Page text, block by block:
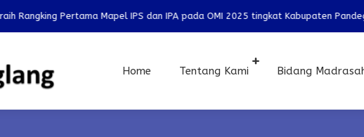
OMI 2025 tingkat Kabupaten Pandeglang dan lolos ke ketingkat
Home Tentang Kami Bidang